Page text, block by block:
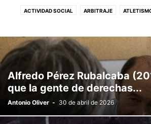
ACTIVIDAD SOCIAL ARBITRAJE
ENTRENADORES ENTREVISTAS
FÚTBOL FENÓMENO SOCIAL
POLIDEPORTIVO PREMIOS
SIN CATEGORÍA
Alfredo Pérez Rubalcaba
que la gente de derechas...
Antonio Oliver - 30 de abril de 2026